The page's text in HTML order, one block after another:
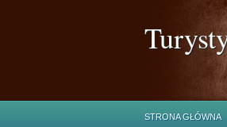
STRONA GŁÓWNA